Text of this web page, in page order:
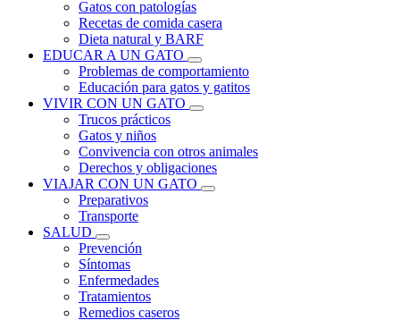
Gatos con patologías
Recetas de comida casera
Dieta natural y BARF
EDUCAR A UN GATO
Problemas de comportamiento
Educación para gatos y gatitos
VIVIR CON UN GATO
Trucos prácticos
Gatos y niños
Convivencia con otros animales
Derechos y obligaciones
VIAJAR CON UN GATO
Preparativos
Transporte
SALUD
Prevención
Síntomas
Enfermedades
Tratamientos
Remedios caseros